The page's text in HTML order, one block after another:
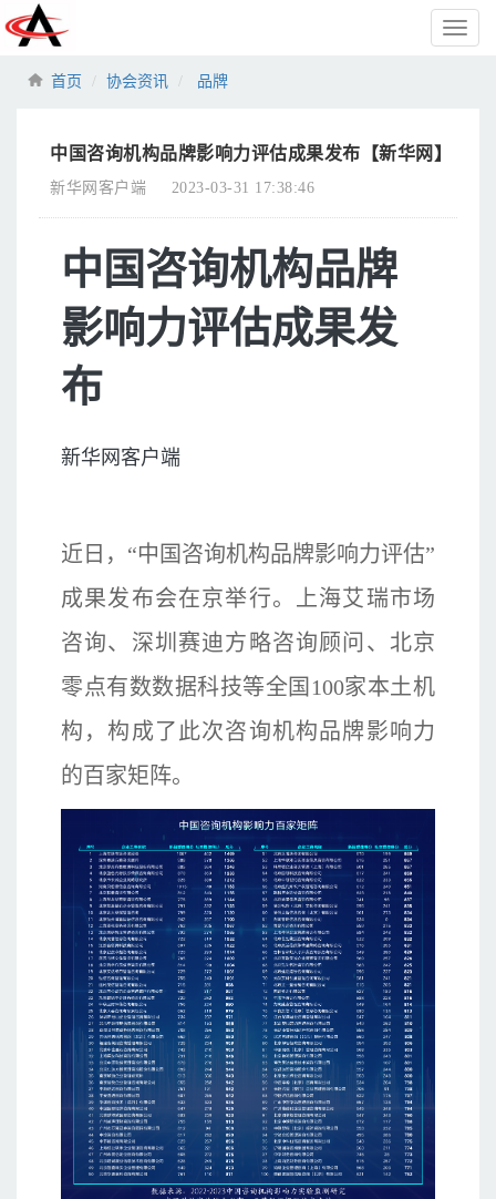
Toggle
首页
协会资讯 品牌
中国咨询机构品牌影响力评估成果发布【新华网】
新华网客户端 2023-03-31 17:38:46
中国咨询机构品牌
影响力评估成果发
布
新华网客户端
近日，“中国咨询机构品牌影响力评估”
成果发布会在京举行。上海艾瑞市场
咨询、深圳赛迪方略咨询顾问、北京
零点有数数据科技等全国100家本土机
构，构成了此次咨询机构品牌影响力
的百家矩阵。